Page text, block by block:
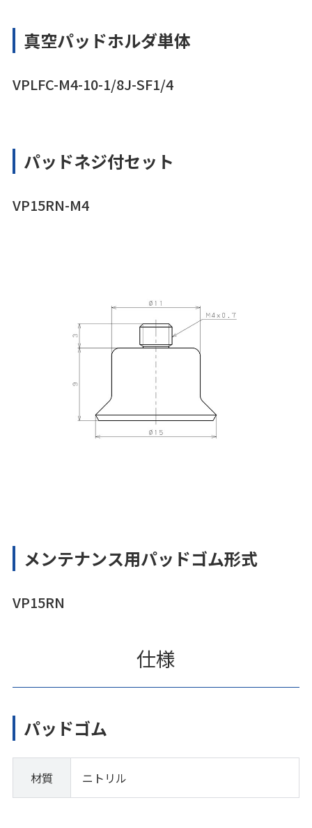
真空パッドホルダ単体
VPLFC-M4-10-1/8J-SF1/4
パッドネジ付セット
VP15RN-M4
メンテナンス用パッドゴム形式
VP15RN
仕様
パッドゴム
材質 ニトリル